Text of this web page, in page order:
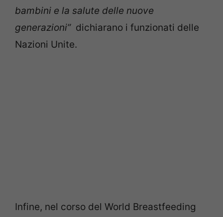
bambini e la salute delle nuove
generazioni”dichiarano i funzionati delle
Nazioni Unite.
Infine, nel corso del World Breastfeeding